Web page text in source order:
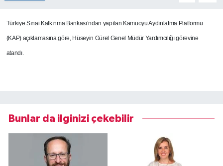
Türkiye Sınai Kalkınma Bankası’ndan yapılan Kamuoyu Aydınlatma Platformu
(KAP) açıklamasına göre, Hüseyin Gürel Genel Müdür Yardımcılığı görevine
atandı.
Bunlar da ilginizi çekebilir